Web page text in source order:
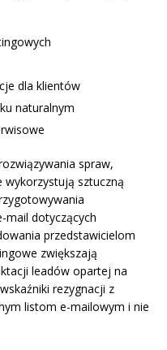
dla klientów
naturalnym
spraw,
wykorzystują sztuczną
mail dotyczących
przedstawicielom
zwiększają
leadów opartej na
rezygnacji z
listom e-mailowym i nie